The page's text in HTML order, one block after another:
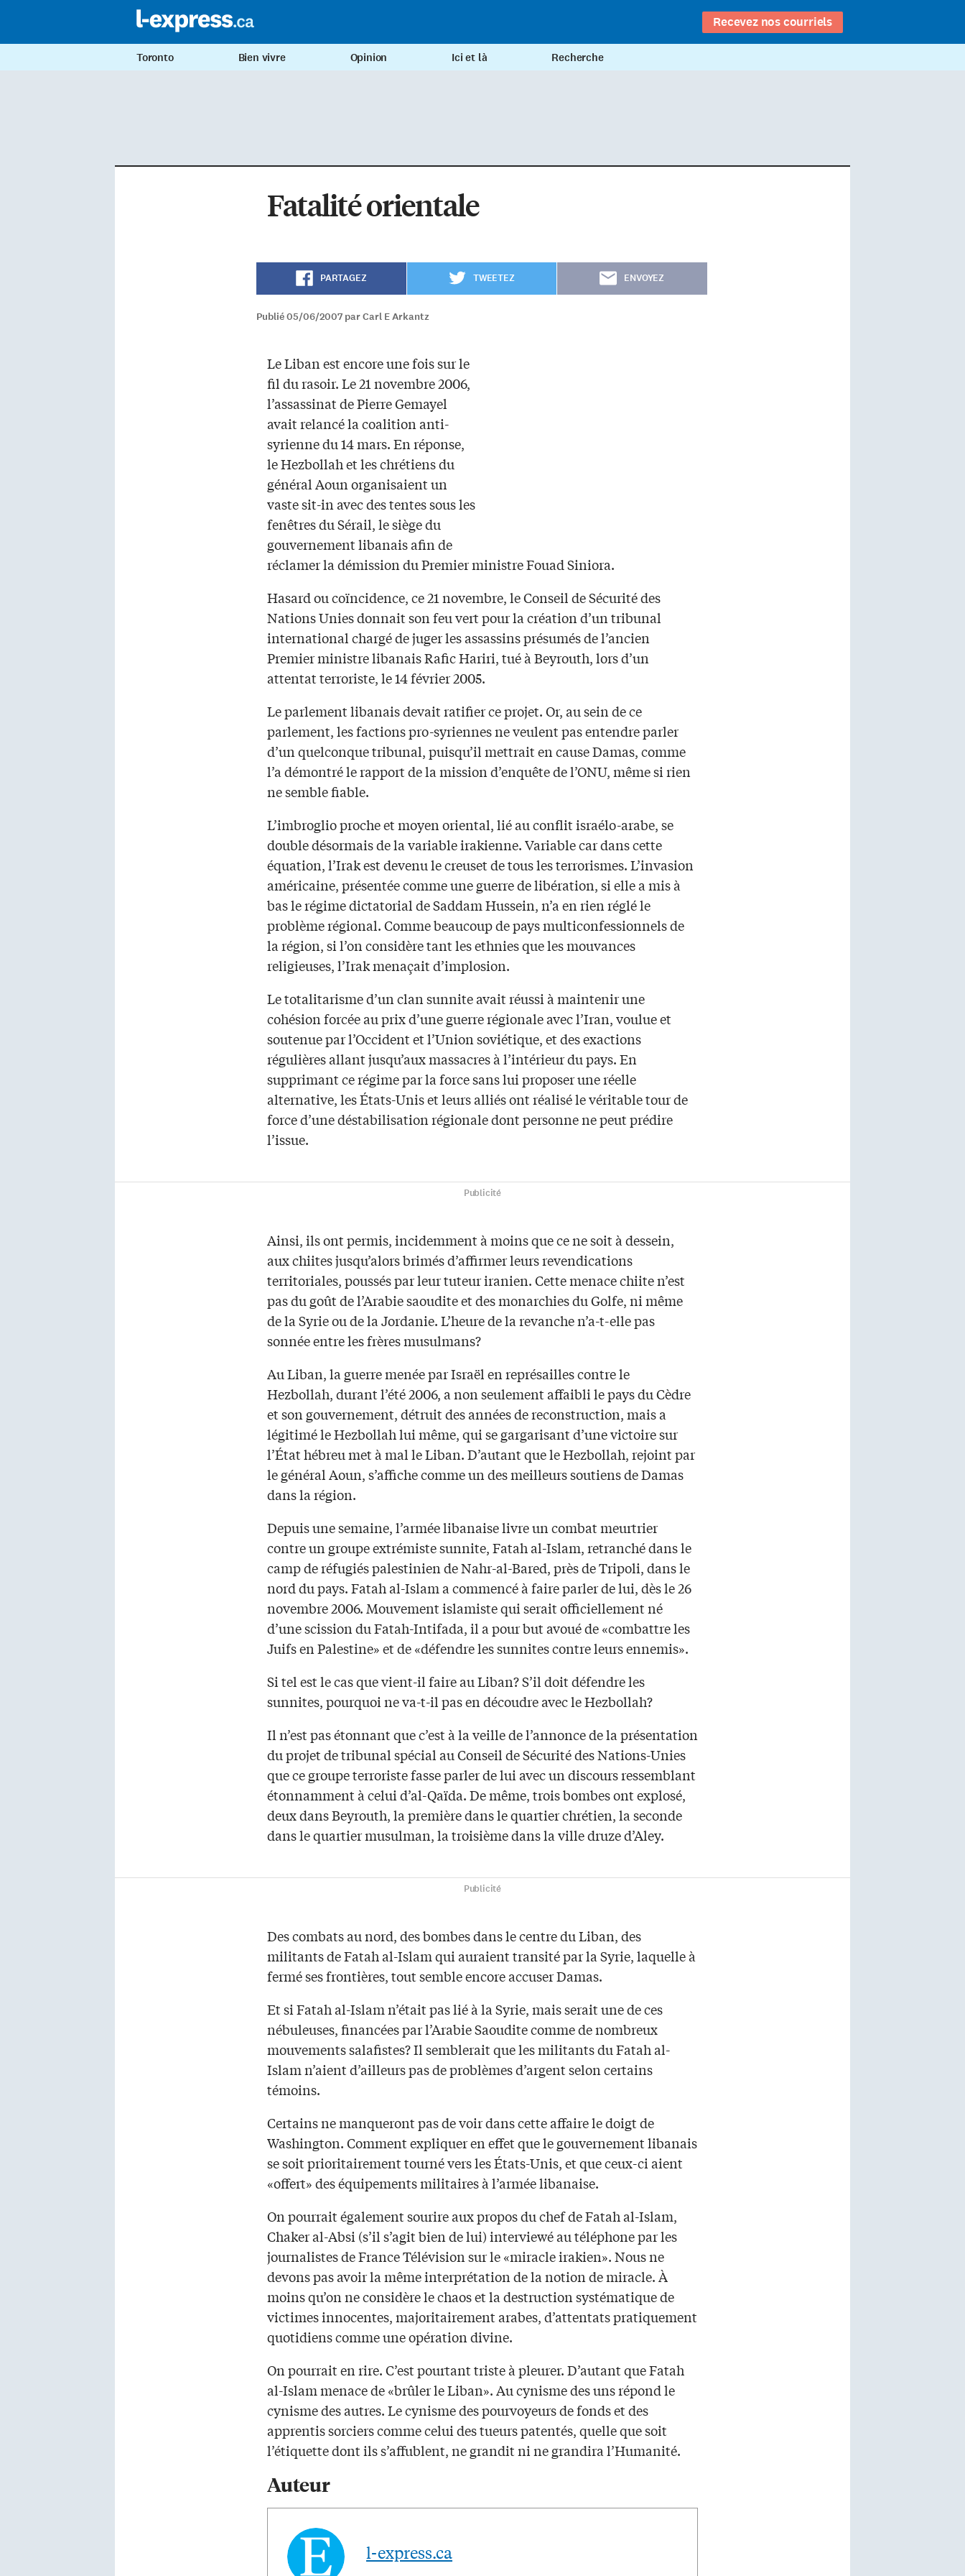
Recevez nos courriels
Toronto Bien vivre Opinion Ici et là Recherche
Fatalité orientale
PARTAGEZ TWEETEZ ENVOYEZ
Publié 05/06/2007 par Carl E Arkantz
Le Liban est encore une fois sur le
fil du rasoir. Le 21 novembre 2006,
l’assassinat de Pierre Gemayel
avait relancé la coalition anti-
syrienne du 14 mars. En réponse,
le Hezbollah et les chrétiens du
général Aoun organisaient un
vaste sit-in avec des tentes sous les
fenêtres du Sérail, le siège du
gouvernement libanais afin de
réclamer la démission du Premier ministre Fouad Siniora.
Hasard ou coïncidence, ce 21 novembre, le Conseil de Sécurité des
Nations Unies donnait son feu vert pour la création d’un tribunal
international chargé de juger les assassins présumés de l’ancien
Premier ministre libanais Rafic Hariri, tué à Beyrouth, lors d’un
attentat terroriste, le 14 février 2005.
Le parlement libanais devait ratifier ce projet. Or, au sein de ce
parlement, les factions pro-syriennes ne veulent pas entendre parler
d’un quelconque tribunal, puisqu’il mettrait en cause Damas, comme
l’a démontré le rapport de la mission d’enquête de l’ONU, même si rien
ne semble fiable.
L’imbroglio proche et moyen oriental, lié au conflit israélo-arabe, se
double désormais de la variable irakienne. Variable car dans cette
équation, l’Irak est devenu le creuset de tous les terrorismes. L’invasion
américaine, présentée comme une guerre de libération, si elle a mis à
bas le régime dictatorial de Saddam Hussein, n’a en rien réglé le
problème régional. Comme beaucoup de pays multiconfessionnels de
la région, si l’on considère tant les ethnies que les mouvances
religieuses, l’Irak menaçait d’implosion.
Le totalitarisme d’un clan sunnite avait réussi à maintenir une
cohésion forcée au prix d’une guerre régionale avec l’Iran, voulue et
soutenue par l’Occident et l’Union soviétique, et des exactions
régulières allant jusqu’aux massacres à l’intérieur du pays. En
supprimant ce régime par la force sans lui proposer une réelle
alternative, les États-Unis et leurs alliés ont réalisé le véritable tour de
force d’une déstabilisation régionale dont personne ne peut prédire
l’issue.
Publicité
Ainsi, ils ont permis, incidemment à moins que ce ne soit à dessein,
aux chiites jusqu’alors brimés d’affirmer leurs revendications
territoriales, poussés par leur tuteur iranien. Cette menace chiite n’est
pas du goût de l’Arabie saoudite et des monarchies du Golfe, ni même
de la Syrie ou de la Jordanie. L’heure de la revanche n’a-t-elle pas
sonnée entre les frères musulmans?
Au Liban, la guerre menée par Israël en représailles contre le
Hezbollah, durant l’été 2006, a non seulement affaibli le pays du Cèdre
et son gouvernement, détruit des années de reconstruction, mais a
légitimé le Hezbollah lui même, qui se gargarisant d’une victoire sur
l’État hébreu met à mal le Liban. D’autant que le Hezbollah, rejoint par
le général Aoun, s’affiche comme un des meilleurs soutiens de Damas
dans la région.
Depuis une semaine, l’armée libanaise livre un combat meurtrier
contre un groupe extrémiste sunnite, Fatah al-Islam, retranché dans le
camp de réfugiés palestinien de Nahr-al-Bared, près de Tripoli, dans le
nord du pays. Fatah al-Islam a commencé à faire parler de lui, dès le 26
novembre 2006. Mouvement islamiste qui serait officiellement né
d’une scission du Fatah-Intifada, il a pour but avoué de «combattre les
Juifs en Palestine» et de «défendre les sunnites contre leurs ennemis».
Si tel est le cas que vient-il faire au Liban? S’il doit défendre les
sunnites, pourquoi ne va-t-il pas en découdre avec le Hezbollah?
Il n’est pas étonnant que c’est à la veille de l’annonce de la présentation
du projet de tribunal spécial au Conseil de Sécurité des Nations-Unies
que ce groupe terroriste fasse parler de lui avec un discours ressemblant
étonnamment à celui d’al-Qaïda. De même, trois bombes ont explosé,
deux dans Beyrouth, la première dans le quartier chrétien, la seconde
dans le quartier musulman, la troisième dans la ville druze d’Aley.
Publicité
Des combats au nord, des bombes dans le centre du Liban, des
militants de Fatah al-Islam qui auraient transité par la Syrie, laquelle à
fermé ses frontières, tout semble encore accuser Damas.
Et si Fatah al-Islam n’était pas lié à la Syrie, mais serait une de ces
nébuleuses, financées par l’Arabie Saoudite comme de nombreux
mouvements salafistes? Il semblerait que les militants du Fatah al-
Islam n’aient d’ailleurs pas de problèmes d’argent selon certains
témoins.
Certains ne manqueront pas de voir dans cette affaire le doigt de
Washington. Comment expliquer en effet que le gouvernement libanais
se soit prioritairement tourné vers les États-Unis, et que ceux-ci aient
«offert» des équipements militaires à l’armée libanaise.
On pourrait également sourire aux propos du chef de Fatah al-Islam,
Chaker al-Absi (s’il s’agit bien de lui) interviewé au téléphone par les
journalistes de France Télévision sur le «miracle irakien». Nous ne
devons pas avoir la même interprétation de la notion de miracle. À
moins qu’on ne considère le chaos et la destruction systématique de
victimes innocentes, majoritairement arabes, d’attentats pratiquement
quotidiens comme une opération divine.
On pourrait en rire. C’est pourtant triste à pleurer. D’autant que Fatah
al-Islam menace de «brûler le Liban». Au cynisme des uns répond le
cynisme des autres. Le cynisme des pourvoyeurs de fonds et des
apprentis sorciers comme celui des tueurs patentés, quelle que soit
l’étiquette dont ils s’affublent, ne grandit ni ne grandira l’Humanité.
Auteur
l-express.ca